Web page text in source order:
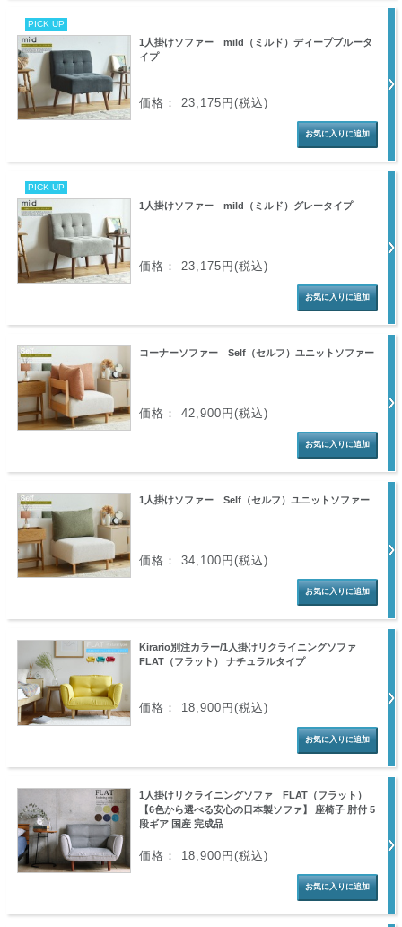
PICK UP
1人掛けソファー mild（ミルド）ディープブルータ
イプ
価格： 23,175円(税込)
PICK UP
1人掛けソファー mild（ミルド）グレータイプ
価格： 23,175円(税込)
コーナーソファー Self（セルフ）ユニットソファー
価格： 42,900円(税込)
1人掛けソファー Self（セルフ）ユニットソファー
価格： 34,100円(税込)
Kirario別注カラー/1人掛けリクライニングソファ
FLAT（フラット） ナチュラルタイプ
価格： 18,900円(税込)
1人掛けリクライニングソファ FLAT（フラット）
【6色から選べる安心の日本製ソファ】 座椅子 肘付 5
段ギア 国産 完成品
価格： 18,900円(税込)